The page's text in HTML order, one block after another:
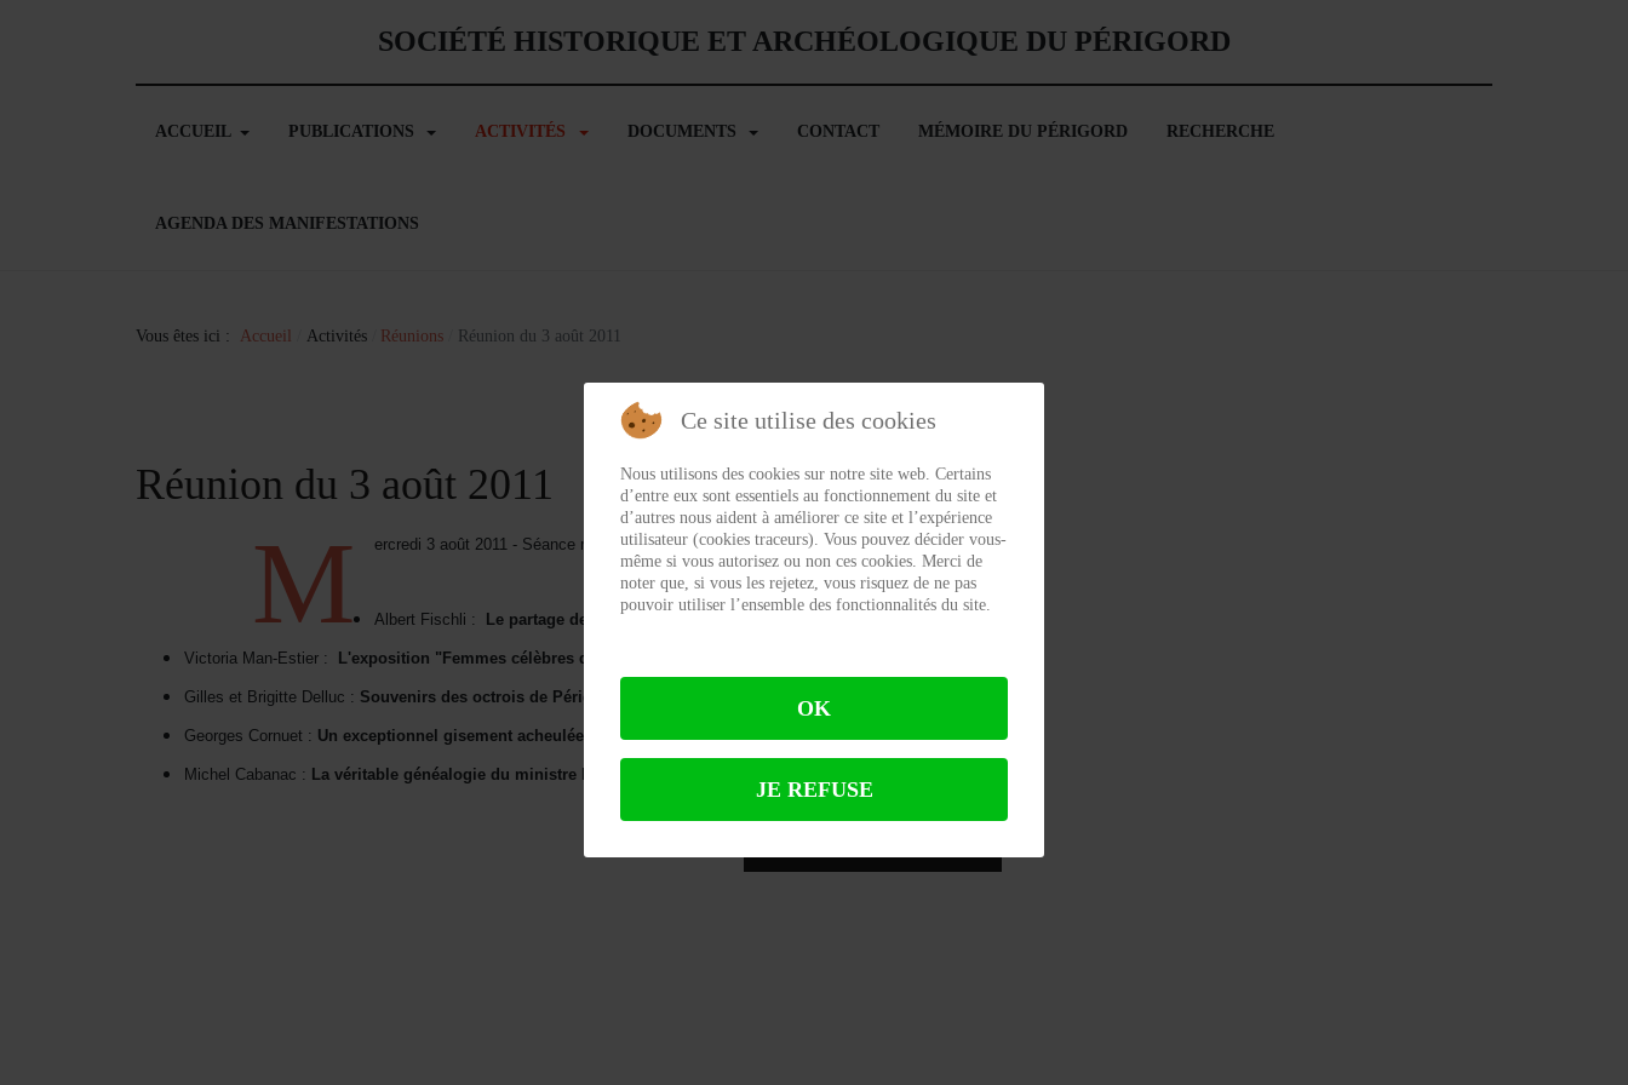
SOCIÉTÉ HISTORIQUE ET ARCHÉOLOGIQUE DU PÉRIGORD
ACCUEIL PUBLICATIONS ACTIVITÉS DOCUMENTS CONTACT MÉMOIRE DU PÉRIGORD RECHERCHE
AGENDA DES MANIFESTATIONS
Vous êtes ici : Accueil Activités Réunions Réunion du 3 août 2011
Réunion du 3 août 2011
M ercredi 3 août 2011 - Séance mensuelle au siège de la SHAP à 14 heures
Albert Fischli : Le partage de la seigneurie et justice de Montagrier en 1555
Victoria Man-Estier : L'exposition "Femmes célèbres du Périgord"
Gilles et Brigitte Delluc : Souvenirs des octrois de Périgueux
Georges Cornuet : Un exceptionnel gisement acheuléen à Saint-Astier
Michel Cabanac : La véritable généalogie du ministre Bertin
Ce site utilise des cookies
Nous utilisons des cookies sur notre site web. Certains
d’entre eux sont essentiels au fonctionnement du site et
d’autres nous aident à améliorer ce site et l’expérience
utilisateur (cookies traceurs). Vous pouvez décider vous-
même si vous autorisez ou non ces cookies. Merci de
noter que, si vous les rejetez, vous risquez de ne pas
pouvoir utiliser l’ensemble des fonctionnalités du site.
OK
JE REFUSE